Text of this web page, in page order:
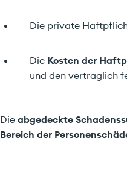
Die private
Die Kosten der
und den vertraglich
Die abgedeckte
Bereich der